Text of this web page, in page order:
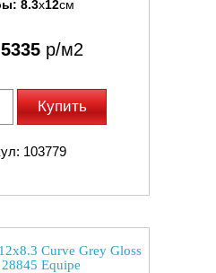
8.3x12см
5335 р/м2
Купить
103779
Curve Grey Gloss
Equipe